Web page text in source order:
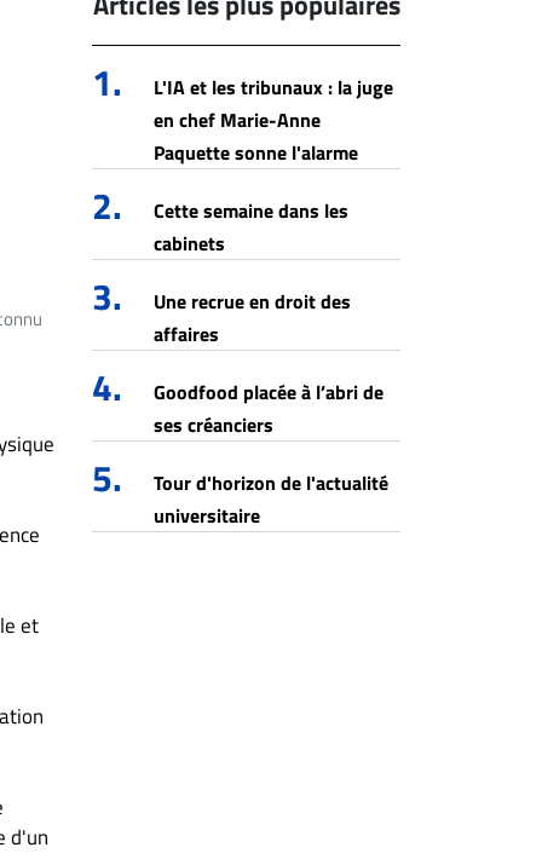
et
d'un
1.
L'IA et les tribunaux : la juge
en chef Marie-Anne
Paquette sonne l'alarme
2.
Cette semaine dans les
cabinets
3.
Une recrue en droit des
affaires
4.
Goodfood placée à l’abri de
ses créanciers
5.
Tour d'horizon de l'actualité
universitaire